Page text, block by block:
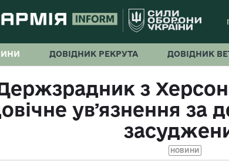
ДОВІДНИК РЕКРУТА ДОВІДНИК
з
увʼязнення за
НОВИНИ